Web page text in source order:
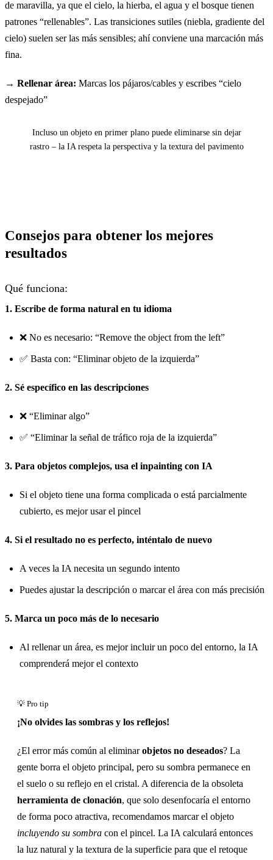
de maravilla, ya que el cielo, la hierba, el agua y el bosque tienen
patrones “rellenables”. Las transiciones sutiles (niebla, gradiente del
cielo) suelen ser las más sensibles; ahí conviene una marcación más
fina.
→ Rellenar área: Marcas los pájaros/cables y escribes “cielo
despejado”Antes
Incluso un objeto en primer plano puede eliminarse sin dejar
rastro – la IA respeta la perspectiva y la textura del pavimento
Consejos para obtener los mejores
resultados
Qué funciona:
1. Escribe de forma natural en tu idioma
❌ No es necesario: “Remove the object from the left”
✅ Basta con: “Eliminar objeto de la izquierda”
2. Sé específico en las descripciones
❌ “Eliminar algo”
✅ “Eliminar la señal de tráfico roja de la izquierda”
3. Para objetos complejos, usa el inpainting con IA
Si el objeto tiene una forma complicada o está parcialmente
cubierto, es mejor usar el pincel
4. Si el resultado no es perfecto, inténtalo de nuevo
A veces la IA necesita un segundo intento
Puedes ajustar la descripción o marcar el área con más precisión
5. Marca un poco más de lo necesario
Al rellenar un área, es mejor incluir un poco del entorno, la IA
comprenderá mejor el contexto
¡No olvides las sombras y los reflejos!
¿El error más común al eliminarobjetos no deseados? La
gente borra el objeto principal, pero su sombra permanece en
el suelo o su reflejo en el cristal. A diferencia de la obsoleta
herramienta de clonación, que solo desenfocaría el entorno
de forma poco atractiva, recomendamos marcar el objeto
incluyendo su sombra con el pincel. La IA calculará entonces
la luz natural y la textura de la superficie para que el retoque